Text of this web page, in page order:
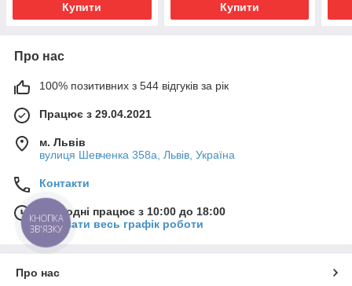
Купити Купити
Про нас
100% позитивних з 544 відгуків за рік
Працює з 29.04.2021
м. Львів
вулиця Шевченка 358а, Львів, Україна
Контакти
Сьогодні працює з 10:00 до 18:00
Показати весь графік роботи
Про нас
КНОПКА
ЗВ'ЯЗКУ